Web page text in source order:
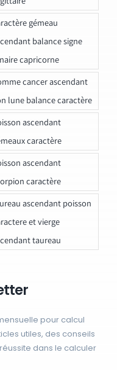
gémeau
balance signe
capricorne
cancer ascendant
lune balance caractère
ascendant
caractère
ascendant
caractère
ascendant poisson
et vierge
taureau
pour calcul
utiles, des conseils
dans le calculer